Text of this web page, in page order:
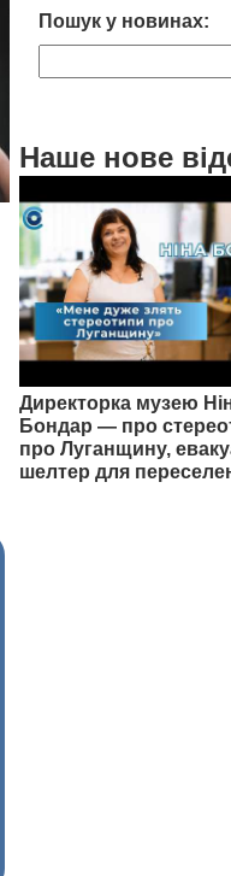
Пошук у новинах:
Наше нове
Директорка музею
Бондар — про
про Луганщину,
шелтер для